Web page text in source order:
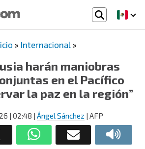
» Internacional »
harán maniobras
en el Pacífico
la paz en la región”
| 02:48 | Ángel Sánchez | AFP